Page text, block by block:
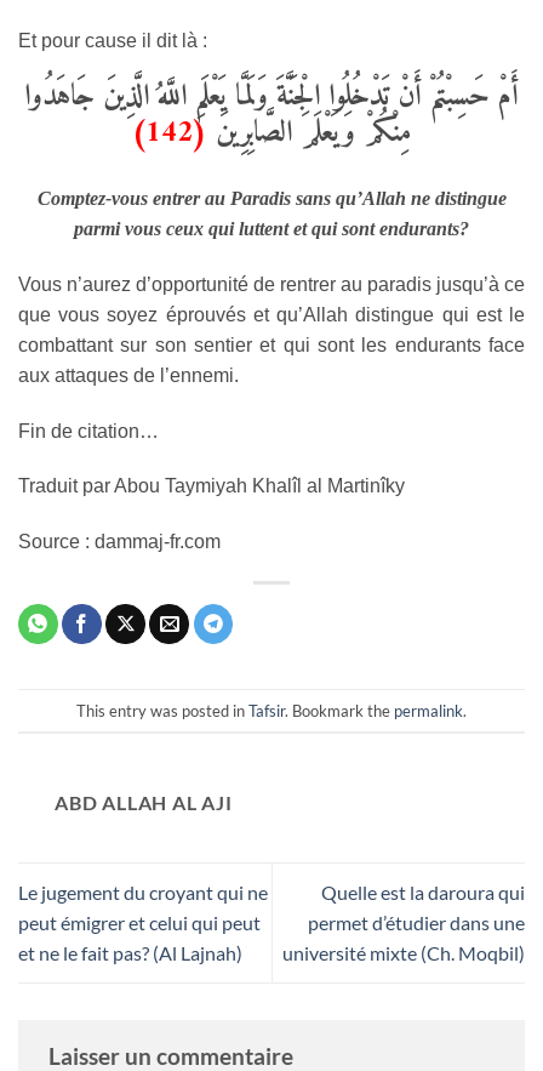
Et pour cause il dit là :
أَمْ حَسِبْتُمْ أَنْ تَدْخُلُوا الْجَنَّةَ وَلَمَّا يَعْلَمِ اللَّهُ الَّذِينَ جَاهَدُوا
مِنْكُمْ وَيَعْلَمَ الصَّابِرِينَ (142)
Comptez-vous entrer au Paradis sans qu’Allah ne distingue
parmi vous ceux qui luttent et qui sont endurants?
Vous n’aurez d’opportunité de rentrer au paradis jusqu’à ce
que vous soyez éprouvés et qu’Allah distingue qui est le
combattant sur son sentier et qui sont les endurants face
aux attaques de l’ennemi.
Fin de citation…
Traduit par Abou Taymiyah Khalîl al Martinîky
Source : dammaj-fr.com
This entry was posted inTafsir. Bookmark the permalink.
ABD ALLAH AL AJI
Le jugement du croyant qui ne
peut émigrer et celui qui peut
et ne le fait pas? (Al Lajnah)
Quelle est la daroura qui
permet d’étudier dans une
université mixte (Ch. Moqbil)
Laisser un commentaire